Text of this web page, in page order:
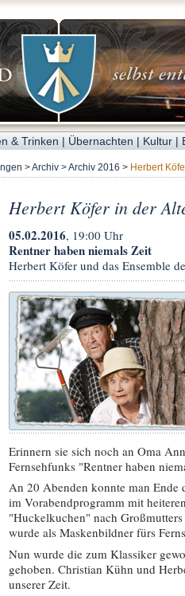
& Trinken | Übernachten | Kultur |
>Archiv >Archiv 2016 > Herbert
Herbert Köfer in der
05.02.2016, 19:00 Uhr
Rentner haben niemals Zeit
Herbert Köfer und das Ensemble
Erinnern sie sich noch an Oma
Fernsehfunks "Rentner haben
An 20 Abenden konnte man Ende
im Vorabendprogramm mit
"Huckelkuchen" nach
wurde als Maskenbildner fürs
Nun wurde die zum Klassiker
gehoben. Christian Kühn und
unserer Zeit.